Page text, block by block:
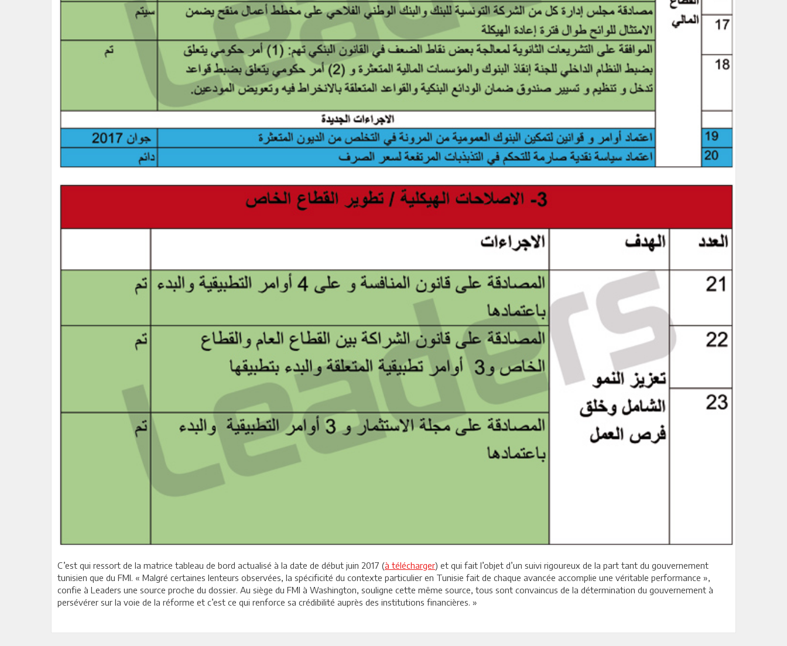
C’est qui ressort de la matrice tableau de bord actualisé à la date de début juin 2017 (à télécharger) et qui fait l’objet d’un suivi rigoureux de la part tant du gouvernement
tunisien que du FMI. « Malgré certaines lenteurs observées, la spécificité du contexte particulier en Tunisie fait de chaque avancée accomplie une véritable performance »,
confie à Leaders une source proche du dossier. Au siège du FMI à Washington, souligne cette même source, tous sont convaincus de la détermination du gouvernement à
persévérer sur la voie de la réforme et c’est ce qui renforce sa crédibilité auprès des institutions financières. »